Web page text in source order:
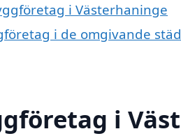
i Västerhaninge
i de omgivande
i